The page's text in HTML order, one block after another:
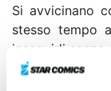
Si avvicinano
stesso tempo
inseguirli
l’America del Sud!